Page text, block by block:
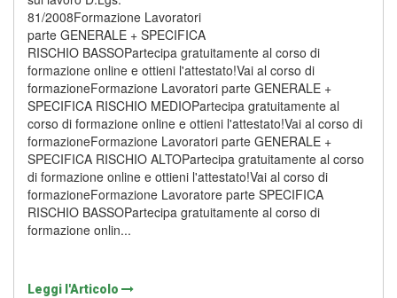
81/2008Formazione Lavoratori
parte GENERALE + SPECIFICA
RISCHIO BASSOPartecipa gratuitamente al corso di
formazione online e ottieni l'attestato!Vai al corso di
formazioneFormazione Lavoratori parte GENERALE +
SPECIFICA RISCHIO MEDIOPartecipa gratuitamente al
corso di formazione online e ottieni l'attestato!Vai al corso di
formazioneFormazione Lavoratori parte GENERALE +
SPECIFICA RISCHIO ALTOPartecipa gratuitamente al corso
di formazione online e ottieni l'attestato!Vai al corso di
formazioneFormazione Lavoratore parte SPECIFICA
RISCHIO BASSOPartecipa gratuitamente al corso di
formazione onlin...
Leggi l'Articolo